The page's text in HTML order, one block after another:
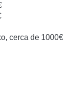
cerca de 1000€